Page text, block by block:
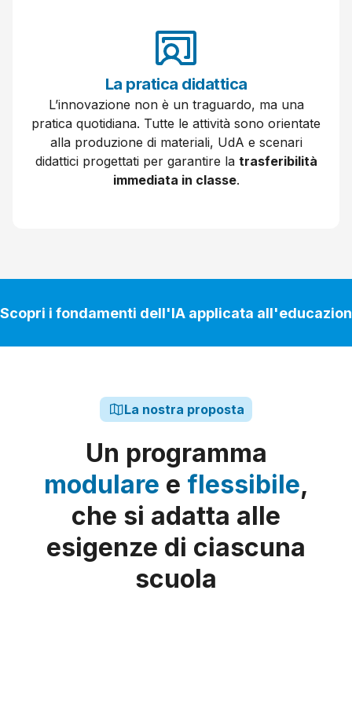
La pratica didattica
L’innovazione non è un traguardo, ma una
pratica quotidiana. Tutte le attività sono orientate
alla produzione di materiali, UdA e scenari
didattici progettati per garantire la trasferibilità
immediata in classe.
Scopri i fondamenti dell'IA applicata
La nostra proposta
Un programma
modulare e flessibile,
che si adatta alle
esigenze di ciascuna
scuola